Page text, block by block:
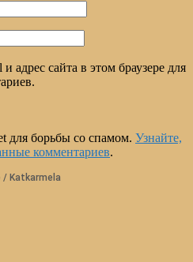
адрес сайта в этом браузере для
для борьбы со спамом. Узнайте,
комментариев.